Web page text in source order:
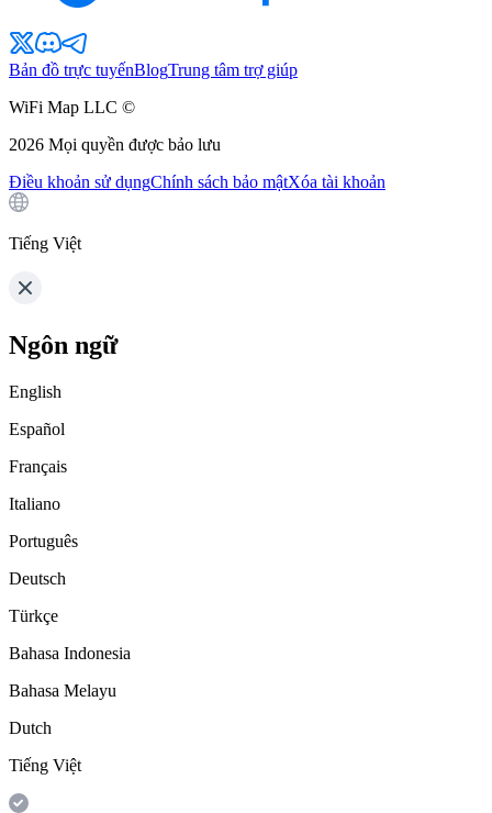
Bản đồ trực tuyếnBlogTrung tâm trợ giúp
WiFi Map LLC ©
2026 Mọi quyền được bảo lưu
Điều khoản sử dụngChính sách bảo mậtXóa tài khoản
Tiếng Việt
Ngôn ngữ
English
Español
Français
Italiano
Português
Deutsch
Türkçe
Bahasa Indonesia
Bahasa Melayu
Dutch
Tiếng Việt